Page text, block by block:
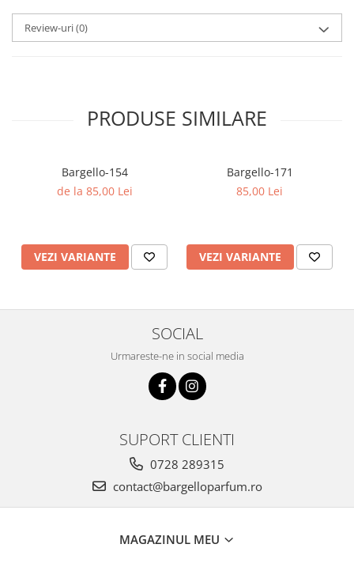
Review-uri(0)
PRODUSE SIMILARE
Bargello-154
de la 85,00 Lei
VEZI VARIANTE
Bargello-171
85,00 Lei
VEZI VARIANTE
SOCIAL
Urmareste-ne in social media
SUPORT CLIENTI
0728 289315
contact@bargelloparfum.ro
MAGAZINUL MEU